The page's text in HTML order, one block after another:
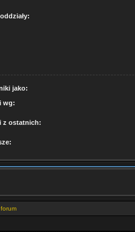
jako:
wg:
z ostatnich: